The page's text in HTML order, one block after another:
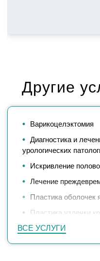
Другие
ВСЕ УСЛУГИ
Варикоцелэктомия
Диагностика и
урологических
Искривление
Лечение
Пластика оболочек
Пластика уздечки
ТУР мочевого